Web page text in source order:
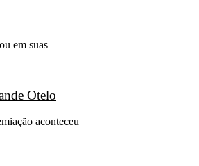
em suas
Otelo
aconteceu